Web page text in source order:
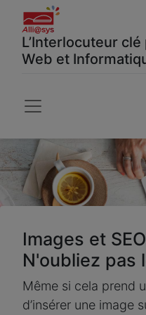
L’Interlocuteur
Web et
Images et SEO
N'oubliez pas
Même si cela prend
d’insérer une image